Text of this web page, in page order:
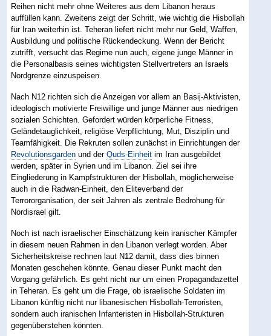
Reihen nicht mehr ohne Weiteres aus dem Libanon heraus
auffüllen kann. Zweitens zeigt der Schritt, wie wichtig die Hisbollah
für Iran weiterhin ist. Teheran liefert nicht mehr nur Geld, Waffen,
Ausbildung und politische Rückendeckung. Wenn der Bericht
zutrifft, versucht das Regime nun auch, eigene junge Männer in
die Personalbasis seines wichtigsten Stellvertreters an Israels
Nordgrenze einzuspeisen.
Nach N12 richten sich die Anzeigen vor allem an Basij-Aktivisten,
ideologisch motivierte Freiwillige und junge Männer aus niedrigen
sozialen Schichten. Gefordert würden körperliche Fitness,
Geländetauglichkeit, religiöse Verpflichtung, Mut, Disziplin und
Teamfähigkeit. Die Rekruten sollen zunächst in Einrichtungen der
Revolutionsgarden und derQuds-Einheit im Iran ausgebildet
werden, später in Syrien und im Libanon. Ziel sei ihre
Eingliederung in Kampfstrukturen der Hisbollah, möglicherweise
auch in die Radwan-Einheit, den Eliteverband der
Terrororganisation, der seit Jahren als zentrale Bedrohung für
Nordisrael gilt.
Noch ist nach israelischer Einschätzung kein iranischer Kämpfer
in diesem neuen Rahmen in den Libanon verlegt worden. Aber
Sicherheitskreise rechnen laut N12 damit, dass dies binnen
Monaten geschehen könnte. Genau dieser Punkt macht den
Vorgang gefährlich. Es geht nicht nur um einen Propagandazettel
in Teheran. Es geht um die Frage, ob israelische Soldaten im
Libanon künftig nicht nur libanesischen Hisbollah-Terroristen,
sondern auch iranischen Infanteristen in Hisbollah-Strukturen
gegenüberstehen könnten.